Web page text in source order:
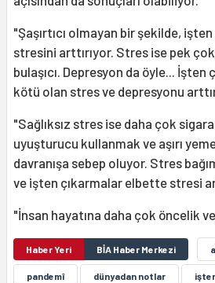
"Şaşırtıcı olmayan bir şekilde,
stresini arttırıyor. Stres ise pek
bulaşıcı. Depresyon da öyle... İşten
kötü olan stres ve depresyonu
"Sağlıksız stres ise daha çok
uyuşturucu kullanmak ve aşırı
davranışa sebep oluyor. Stres
ve işten çıkarmalar elbette stresi
"İnsan hayatına daha çok öncelik
Haber Yeri BİA Haber Merkezi
pandemî dünyadan notlar